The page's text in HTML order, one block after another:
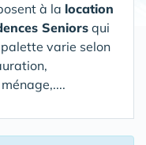
à la location
Seniors qui
varie selon